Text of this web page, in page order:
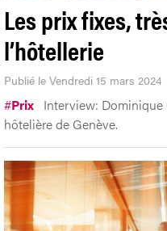
Les prix fixes,
l’hôtellerie
Publié le Vendredi 15 mars 2024
#Prix Interview: Dominique
hôtelière de Genève.